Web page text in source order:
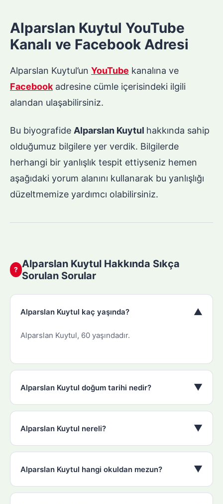
Alparslan Kuytul YouTube
Kanalı ve Facebook Adresi
Alparslan Kuytul’un YouTube kanalına ve
Facebook adresine cümle içerisindeki ilgili
alandan ulaşabilirsiniz.
Bu biyografide Alparslan Kuytul hakkında sahip
olduğumuz bilgilere yer verdik. Bilgilerde
herhangi bir yanlışlık tespit ettiyseniz hemen
aşağıdaki yorum alanını kullanarak bu yanlışlığı
düzeltmemize yardımcı olabilirsiniz.
? Alparslan Kuytul Hakkında Sıkça
Sorulan Sorular
Alparslan Kuytul kaç yaşında? ▼
Alparslan Kuytul, 60 yaşındadır.
Alparslan Kuytul doğum tarihi nedir? ▼
Alparslan Kuytul nereli? ▼
Alparslan Kuytul hangi okuldan mezun? ▼